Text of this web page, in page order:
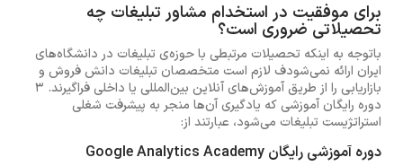
برای موفقیت در استخدام مشاور تبلیغات چه
تحصیلاتی ضروری است؟
باتوجه به اینکه تحصیلات مرتبطی با حوزه‌ی تبلیغات در دانشگاه‌های
ایران ارائه نمی‌شودف لازم است متخصصان تبلیغات دانش فروش و
بازاریابی را از طریق آموزش‌های آنلاین بین‌المللی یا داخلی فراگیرند. 3
دوره رایگان آموزشی که یادگیری آن‌ها منجر به پیشرفت شغلی
استراتژیست تبلیغات می‌شود، عبارتند از:
دوره آموزشی رایگان Google Analytics Academy